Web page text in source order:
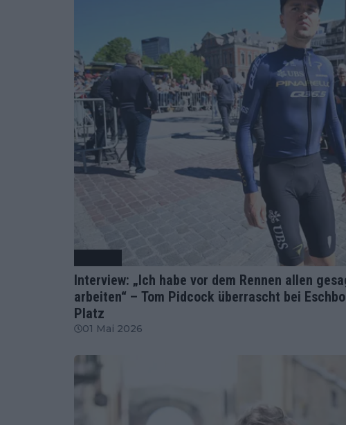
Interview: „Ich habe vor dem Rennen allen
arbeiten“ – Tom Pidcock überrascht bei
Platz
01 Mai 2026